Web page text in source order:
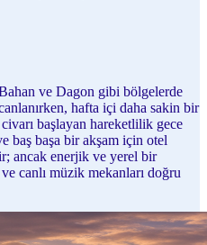
ve Dagon gibi bölgelerde
hafta içi daha sakin bir
başlayan hareketlilik gece
baş başa bir akşam için otel
ancak enerjik ve yerel bir
canlı müzik mekanları doğru